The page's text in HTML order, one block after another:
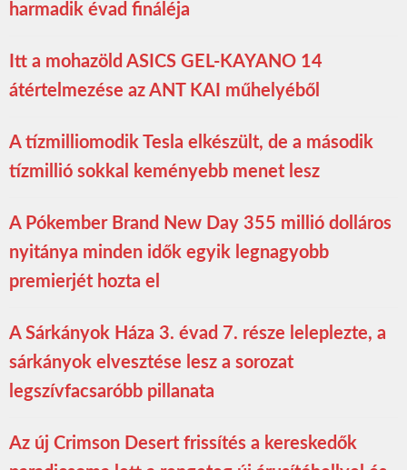
harmadik évad fináléja
Itt a mohazöld ASICS GEL-KAYANO 14
átértelmezése az ANT KAI műhelyéből
A tízmilliomodik Tesla elkészült, de a második
tízmillió sokkal keményebb menet lesz
A Pókember Brand New Day 355 millió dolláros
nyitánya minden idők egyik legnagyobb
premierjét hozta el
A Sárkányok Háza 3. évad 7. része leleplezte, a
sárkányok elvesztése lesz a sorozat
legszívfacsaróbb pillanata
Az új Crimson Desert frissítés a kereskedők